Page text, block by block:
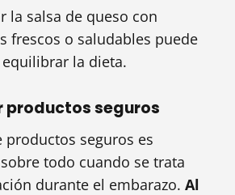
la salsa de queso con
frescos o saludables puede
la dieta.
productos seguros
productos seguros es
todo cuando se trata
durante el embarazo. Al